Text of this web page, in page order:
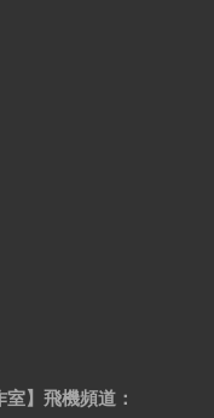
】 飛機頻道：